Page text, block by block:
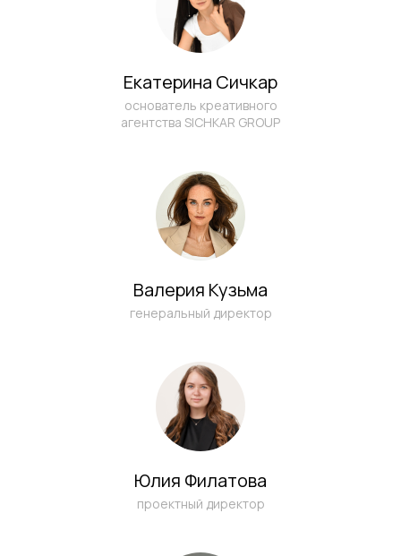
Екатерина Сичкар
основатель креативного
агентства SICHKAR GROUP
Валерия Кузьма
генеральный директор
Юлия Филатова
проектный директор
Заполните форму, и мы свяжемся с вами
в течение рабочего часа
ЕСТЬ ЗАДАЧА
ПО МАРКЕТИНГУ
ТОРГОВОГО
ЦЕНТРА?